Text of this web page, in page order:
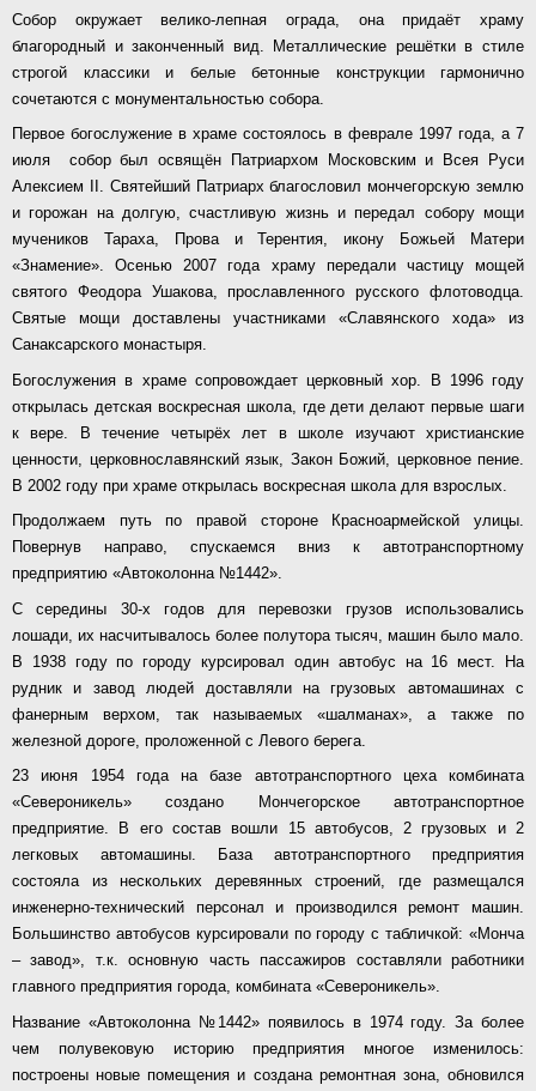
Собор окружает велико-лепная ограда, она придаёт храму
благородный и законченный вид. Металлические решётки в стиле
строгой классики и белые бетонные конструкции гармонично
сочетаются с монументальностью собора.
Первое богослужение в храме состоялось в феврале 1997 года, а 7
июля собор был освящён Патриархом Московским и Всея Руси
Алексием
. Святейший Патриарх благословил мончегорскую землю
и горожан на долгую, счастливую жизнь и передал собору мощи
мучеников Тараха, Прова и Терентия, икону Божьей Матери
«Знамение». Осенью 2007 года храму передали частицу мощей
святого Феодора Ушакова, прославленного русского флотоводца.
Святые мощи доставлены участниками «Славянского хода» из
Санаксарского монастыря.
Богослужения в храме сопровождает церковный хор. В 1996 году
открылась детская воскресная школа, где дети делают первые шаги
к вере. В течение четырёх лет в школе изучают христианские
ценности, церковнославянский язык, Закон Божий, церковное пение.
В 2002 году при храме открылась воскресная школа для взрослых.
Продолжаем путь по правой стороне Красноармейской улицы.
Повернув направо, спускаемся вниз к автотранспортному
предприятию «Автоколонна №1442».
С середины 30-х годов для перевозки грузов использовались
лошади, их насчитывалось более полутора тысяч, машин было мало.
В 1938 году по городу курсировал один автобус на 16 мест. На
рудник и завод людей доставляли на грузовых автомашинах с
фанерным верхом, так называемых «шалманах», а также по
железной дороге, проложенной с Левого берега.
23 июня 1954 года на базе автотранспортного цеха комбината
«Североникель» создано Мончегорское автотранспортное
предприятие. В его состав вошли 15 автобусов, 2 грузовых и 2
легковых автомашины. База автотранспортного предприятия
состояла из нескольких деревянных строений, где размещался
инженерно-технический персонал и производился ремонт машин.
Большинство автобусов курсировали по городу с табличкой: «Монча
– завод», т.к. основную часть пассажиров составляли работники
главного предприятия города, комбината «Североникель».
Название «Автоколонна №1442» появилось в 1974 году. За более
чем полувековую историю предприятия многое изменилось:
построены новые помещения и создана ремонтная зона, обновился